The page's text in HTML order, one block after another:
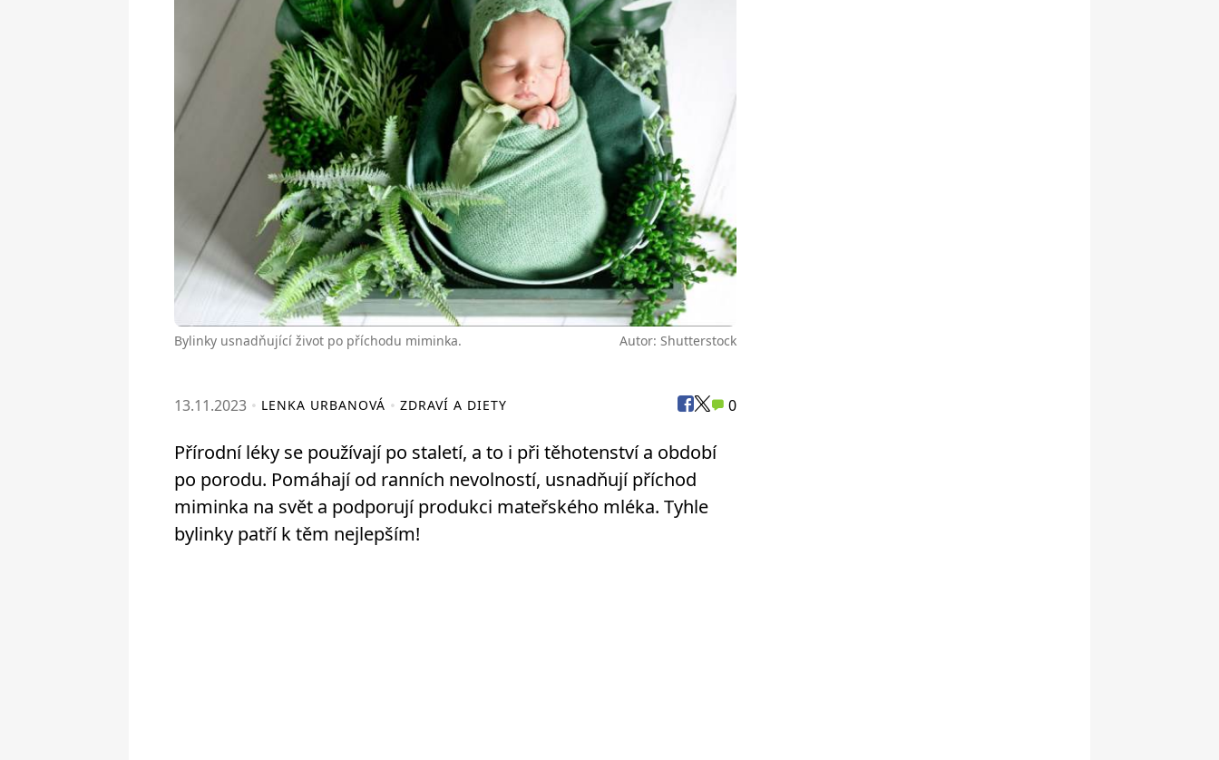
Bylinky usnadňující život po příchodu miminka. Autor: Shutterstock
13.11.2023 LENKA URBANOVÁ ZDRAVÍ A DIETY 0
Přírodní léky se používají po staletí, a to i při těhotenství a období
po porodu. Pomáhají od ranních nevolností, usnadňují příchod
miminka na svět a podporují produkci mateřského mléka. Tyhle
bylinky patří k těm nejlepším!